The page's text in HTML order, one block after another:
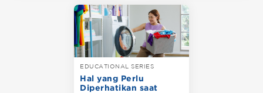
EDUCATIONAL SERIES
Hal yang Perlu
Diperhatikan saat